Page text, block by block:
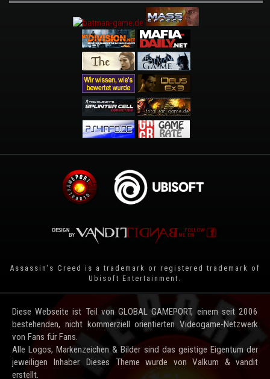
Assassin's Creed is a trademark or registered trademark of
Ubisoft Entertainment .
Diese Webseite ist Teil von GLOBAL GAMEPORT, einem seit 2006
bestehenden, nicht kommerziell orientierten Videogame-Netzwerk
von Fans für Fans.
Alle Logos, Markenzeichen & Bilder sind das geistige Eigentum der
jeweiligen Inhaber. Dieses Theme wurde von Valkum & vandit
erstellt.